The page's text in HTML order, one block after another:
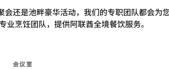
还是池畔豪华活动，我们的专职团队都会为
业烹饪团队，提供阿联酋全境餐饮服务。
会议室